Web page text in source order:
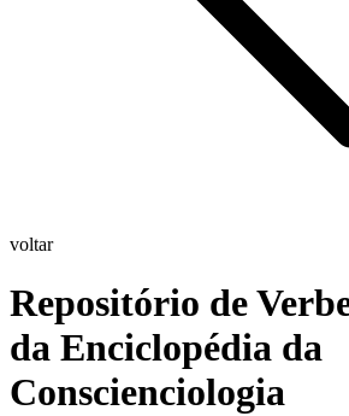
voltar
Repositório de
da Enciclopédia da
Conscienciologia